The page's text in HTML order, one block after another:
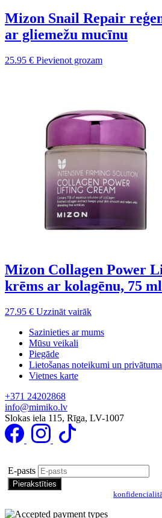
Mizon Snail Repair
ar gliemežu mucīnu
25.95 € Pievienot grozam
Mizon Collagen Power
krēms ar kolagēnu, 75
27.95 € Uzzināt vairāk
Sazinieties ar mums
Mūsu veikali
Piegāde
Lietošanas noteikumi un
Vietnes karte
+371 24202868
info@mimiko.lv
Slokas iela 115, Rīga, LV-1007
E-pasts